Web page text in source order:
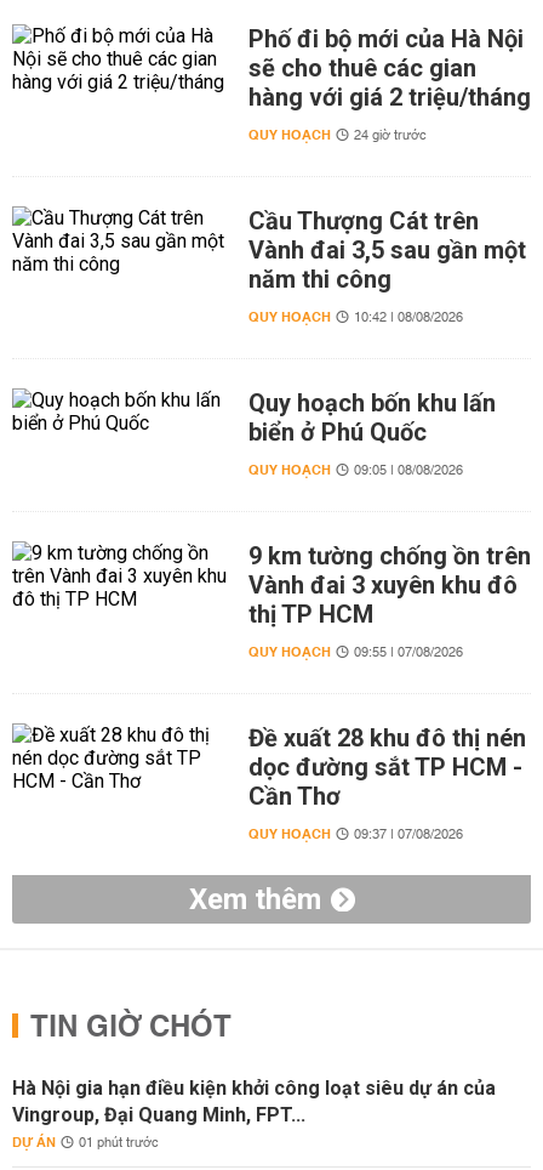
Phố đi bộ mới của Hà Nội
sẽ cho thuê các gian
hàng với giá 2 triệu/tháng
QUY HOẠCH 24 giờ trước
Cầu Thượng Cát trên
Vành đai 3,5 sau gần một
năm thi công
QUY HOẠCH 10:42 | 08/08/2026
Quy hoạch bốn khu lấn
biển ở Phú Quốc
QUY HOẠCH 09:05 | 08/08/2026
9 km tường chống ồn trên
Vành đai 3 xuyên khu đô
thị TP HCM
QUY HOẠCH 09:55 | 07/08/2026
Đề xuất 28 khu đô thị nén
dọc đường sắt TP HCM -
Cần Thơ
QUY HOẠCH 09:37 | 07/08/2026
Xem thêm
TIN GIỜ CHÓT
Hà Nội gia hạn điều kiện khởi công loạt siêu dự án của
Vingroup, Đại Quang Minh, FPT...
DỰ ÁN 01 phút trước